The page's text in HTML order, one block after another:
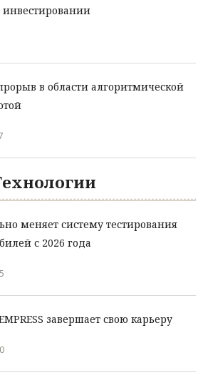
инвестировании
в области алгоритмической
меняет систему тестирования
с 2026 года
завершает свою карьеру